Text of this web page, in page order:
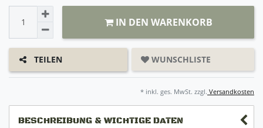
IN DEN WARENKORB
TEILEN WUNSCHLISTE
* inkl. ges. MwSt. zzgl. Versandkosten
BESCHREIBUNG & WICHTIGE DATEN